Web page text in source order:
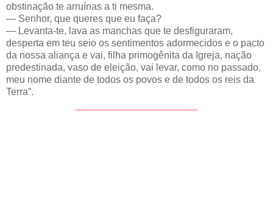
obstinação te arruínas a ti mesma.
— Senhor, que queres que eu faça?
— Levanta-te, lava as manchas que te desfiguraram,
desperta em teu seio os sentimentos adormecidos e o pacto
da nossa aliança e vai, filha primogênita da Igreja, nação
predestinada, vaso de eleição, vai levar, como no passado,
meu nome diante de todos os povos e de todos os reis da
Terra”.